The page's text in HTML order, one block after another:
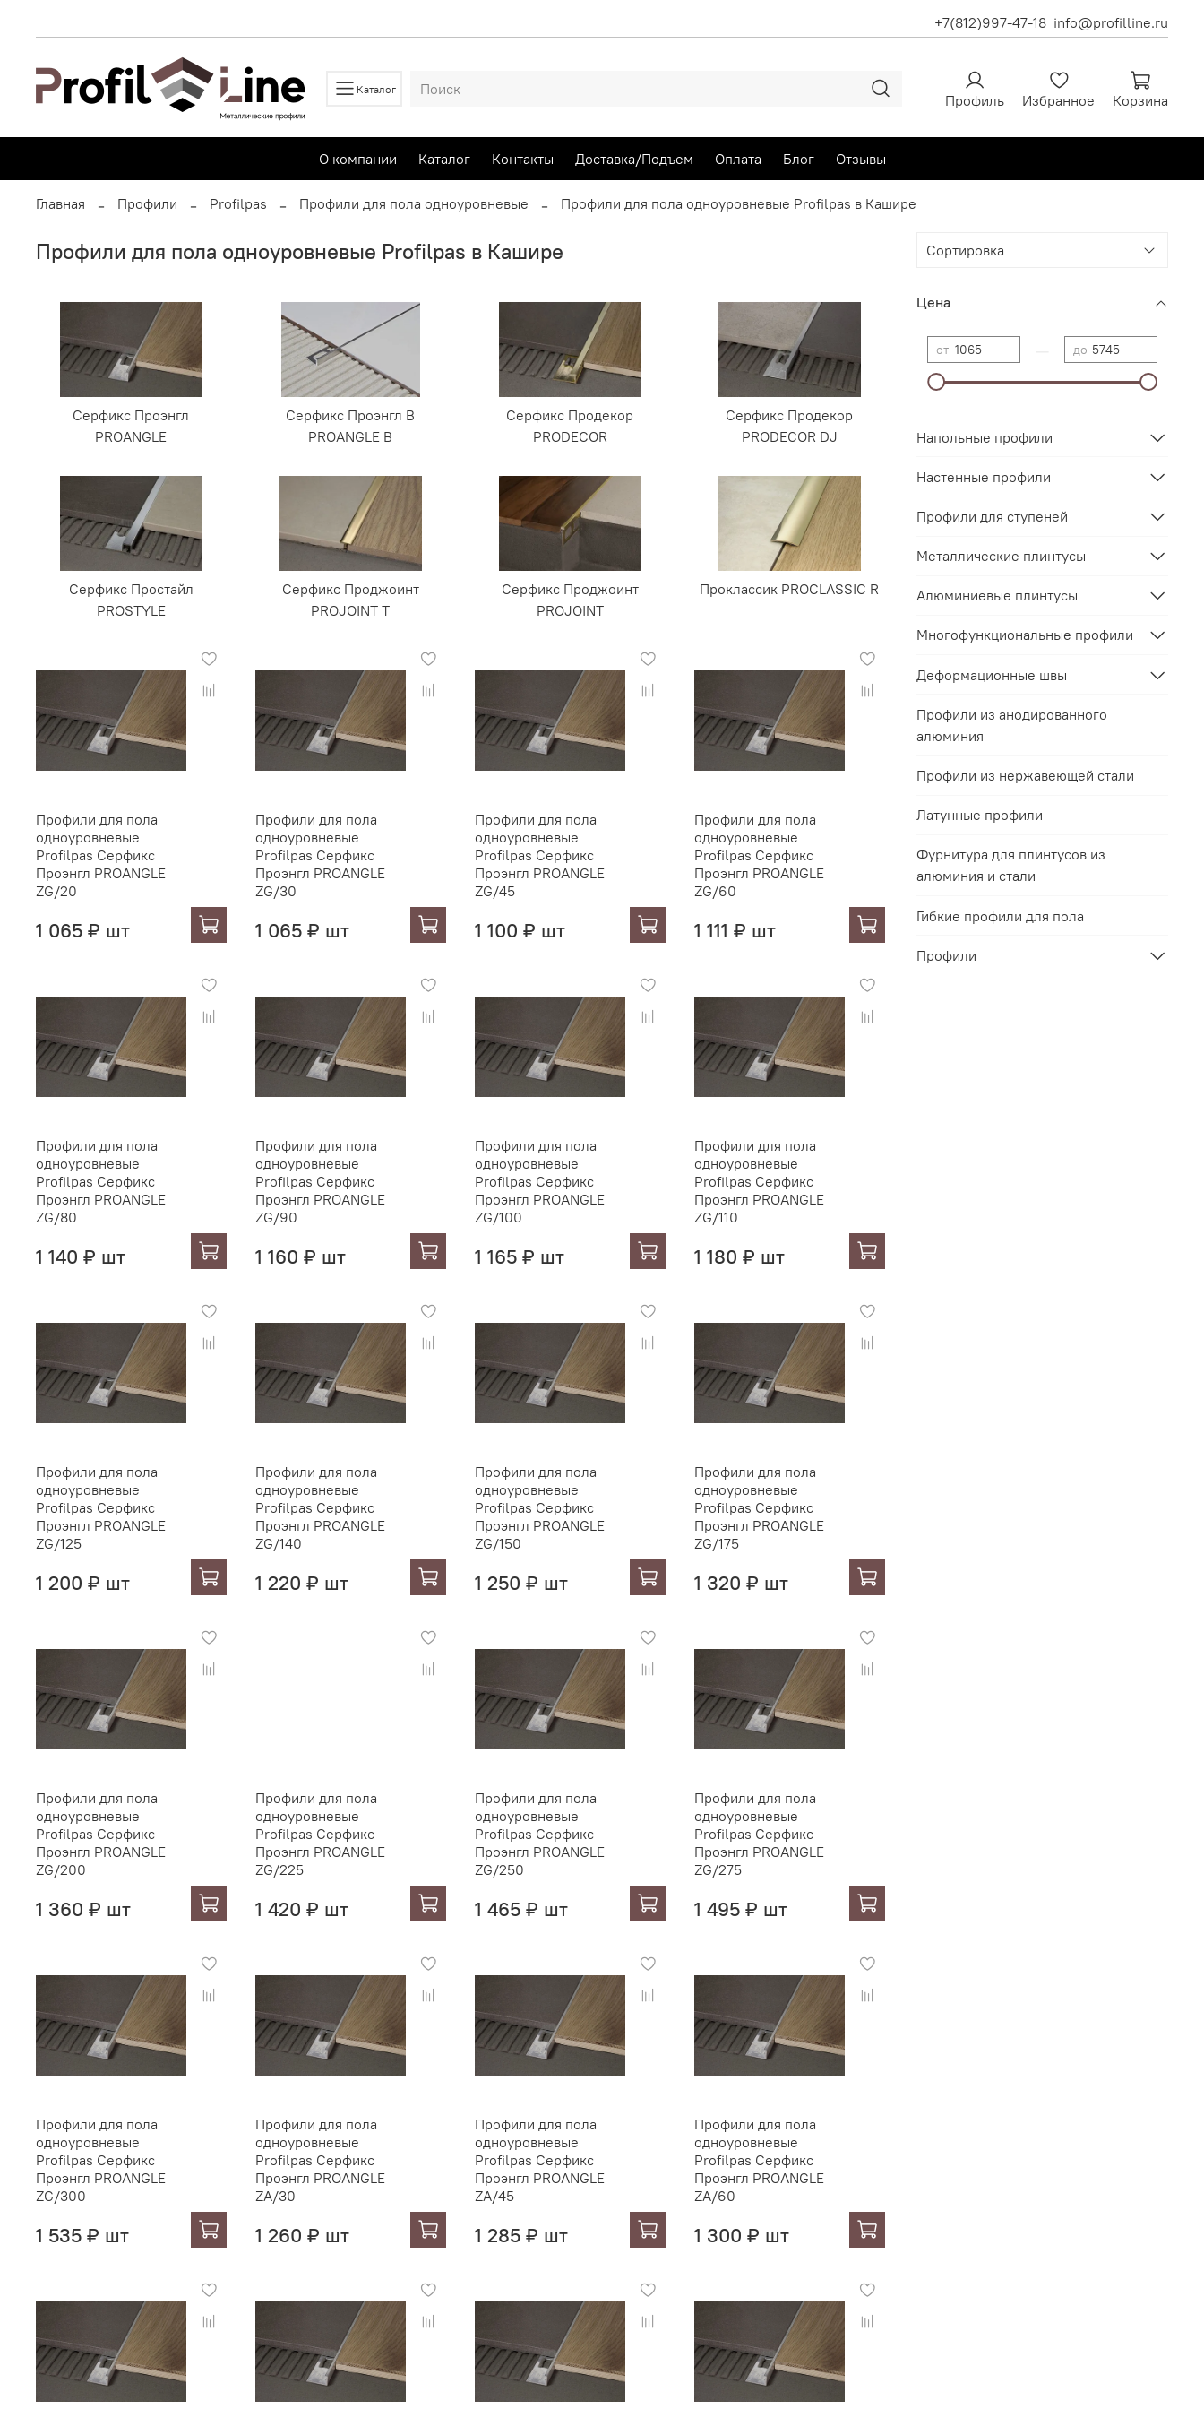
+7(812)997-47-18 info@profilline.ru
Каталог
Профиль Избранное Корзина
О компании Каталог Контакты Доставка/Подъем Оплата Блог Отзывы
Главная Профили Profilpas Профили для пола одноуровневые Профили для пола одноуровневые Profilpas в Кашире
Профили для пола одноуровневые Profilpas в Кашире
Серфикс Проэнгл
PROANGLE
Серфикс Проэнгл В
PROANGLE B
Серфикс Продекор
PRODECOR
Серфикс Продекор
PRODECOR DJ
Серфикс Простайл
PROSTYLE
Серфикс Проджоинт
PROJOINT T
Серфикс Проджоинт
PROJOINT
Проклассик PROCLASSIC R
Профили для пола
одноуровневые
Profilpas Серфикс
Проэнгл PROANGLE
ZG/20
1 065 ₽ шт
Профили для пола
одноуровневые
Profilpas Серфикс
Проэнгл PROANGLE
ZG/30
1 065 ₽ шт
Профили для пола
одноуровневые
Profilpas Серфикс
Проэнгл PROANGLE
ZG/45
1 100 ₽ шт
Профили для пола
одноуровневые
Profilpas Серфикс
Проэнгл PROANGLE
ZG/60
1 111 ₽ шт
Профили для пола
одноуровневые
Profilpas Серфикс
Проэнгл PROANGLE
ZG/80
1 140 ₽ шт
Профили для пола
одноуровневые
Profilpas Серфикс
Проэнгл PROANGLE
ZG/90
1 160 ₽ шт
Профили для пола
одноуровневые
Profilpas Серфикс
Проэнгл PROANGLE
ZG/100
1 165 ₽ шт
Профили для пола
одноуровневые
Profilpas Серфикс
Проэнгл PROANGLE
ZG/110
1 180 ₽ шт
Профили для пола
одноуровневые
Profilpas Серфикс
Проэнгл PROANGLE
ZG/125
1 200 ₽ шт
Профили для пола
одноуровневые
Profilpas Серфикс
Проэнгл PROANGLE
ZG/140
1 220 ₽ шт
Профили для пола
одноуровневые
Profilpas Серфикс
Проэнгл PROANGLE
ZG/150
1 250 ₽ шт
Профили для пола
одноуровневые
Profilpas Серфикс
Проэнгл PROANGLE
ZG/175
1 320 ₽ шт
Профили для пола
одноуровневые
Profilpas Серфикс
Проэнгл PROANGLE
ZG/200
1 360 ₽ шт
Профили для пола
одноуровневые
Profilpas Серфикс
Проэнгл PROANGLE
ZG/225
1 420 ₽ шт
Профили для пола
одноуровневые
Profilpas Серфикс
Проэнгл PROANGLE
ZG/250
1 465 ₽ шт
Профили для пола
одноуровневые
Profilpas Серфикс
Проэнгл PROANGLE
ZG/275
1 495 ₽ шт
Профили для пола
одноуровневые
Profilpas Серфикс
Проэнгл PROANGLE
ZG/300
1 535 ₽ шт
Профили для пола
одноуровневые
Profilpas Серфикс
Проэнгл PROANGLE
ZA/30
1 260 ₽ шт
Профили для пола
одноуровневые
Profilpas Серфикс
Проэнгл PROANGLE
ZA/45
1 285 ₽ шт
Профили для пола
одноуровневые
Profilpas Серфикс
Проэнгл PROANGLE
ZA/60
1 300 ₽ шт
Цена
от до
Напольные профили
Настенные профили
Профили для ступеней
Металлические плинтусы
Алюминиевые плинтусы
Многофункциональные профили
Деформационные швы
Профили из анодированного
алюминия
Профили из нержавеющей стали
Латунные профили
Фурнитура для плинтусов из
алюминия и стали
Гибкие профили для пола
Профили